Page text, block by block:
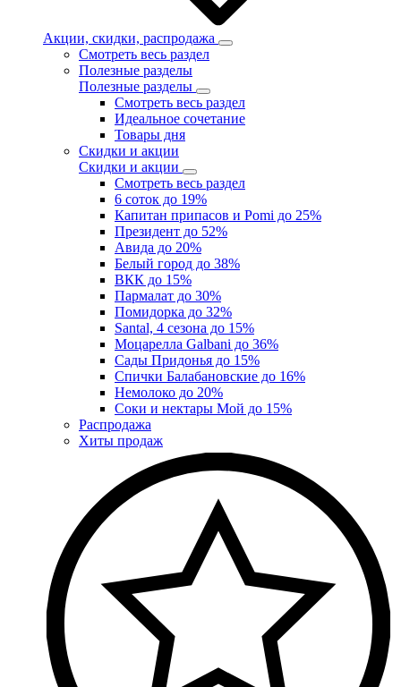
Акции, скидки, распродажа
Смотреть весь раздел
Полезные разделы
Полезные разделы
Смотреть весь раздел
Идеальное сочетание
Товары дня
Скидки и акции
Скидки и акции
Смотреть весь раздел
6 соток до 19%
Капитан припасов и Pomi до 25%
Президент до 52%
Авида до 20%
Белый город до 38%
ВКК до 15%
Пармалат до 30%
Помидорка до 32%
Santal, 4 сезона до 15%
Моцарелла Galbani до 36%
Сады Придонья до 15%
Спички Балабановские до 16%
Немолоко до 20%
Соки и нектары Мой до 15%
Распродажа
Хиты продаж